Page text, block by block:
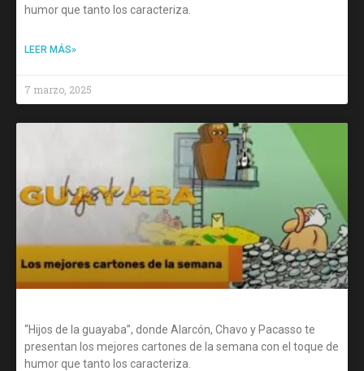
humor que tanto los caracteriza.
LEER MÁS»
7 marzo, 2025
“Hijos de la guayaba”, donde Alarcón, Chavo y Pacasso te
presentan los mejores cartones de la semana con el toque de
humor que tanto los caracteriza.